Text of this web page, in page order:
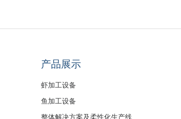
产品展示
虾加工设备
鱼加工设备
整体解决方案及柔性化生产线